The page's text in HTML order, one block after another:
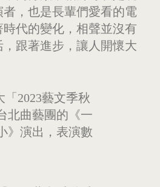
，也是長輩們愛看的電
代的變化，相聲並沒有
跟著進步，讓人開懷大